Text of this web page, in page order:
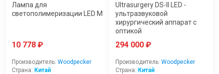
Лампа для
светополимеризации LED M
10 778 ₽
Производитель: Woodpecker
Страна: Китай
Ultrasurgery DS-II LED -
ультразвуковой
хирургический аппарат с
оптикой
294 000 ₽
Производитель: Woodpecker
Страна: Китай